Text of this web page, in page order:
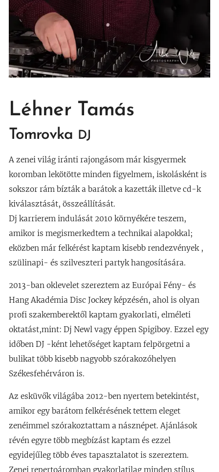
Léhner Tamás
Tomrovka DJ
A zenei világ iránti rajongásom már kisgyermek
koromban lekötötte minden figyelmem, iskolásként is
sokszor rám bízták a barátok a kazetták illetve cd-k
kiválasztását, összeállítását.
Dj karrierem indulását 2010 környékére teszem,
amikor is megismerkedtem a technikai alapokkal;
eközben már felkérést kaptam kisebb rendezvények ,
szülinapi- és szilveszteri partyk hangosítására.
2013-ban oklevelet szereztem az Európai Fény- és
Hang Akadémia Disc Jockey képzésén, ahol is olyan
profi szakemberektől kaptam gyakorlati, elméleti
oktatást,mint: Dj Newl vagy éppen Spigiboy. Ezzel egy
időben DJ -ként lehetőséget kaptam felpörgetni a
bulikat több kisebb nagyobb szórakozóhelyen
Székesfehérváron is.
Az esküvők világába 2012-ben nyertem betekintést,
amikor egy barátom felkérésének tettem eleget
zenéimmel szórakoztattam a násznépet. Ajánlások
révén egyre több megbízást kaptam és ezzel
egyidejűleg több éves tapasztalatot is szereztem.
Zenei repertoáromban gyakorlatilag minden stílus